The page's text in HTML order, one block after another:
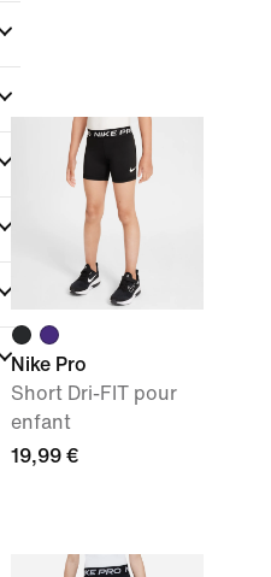
Nike Pro
Short Dri-FIT pour
enfant
19,99 €